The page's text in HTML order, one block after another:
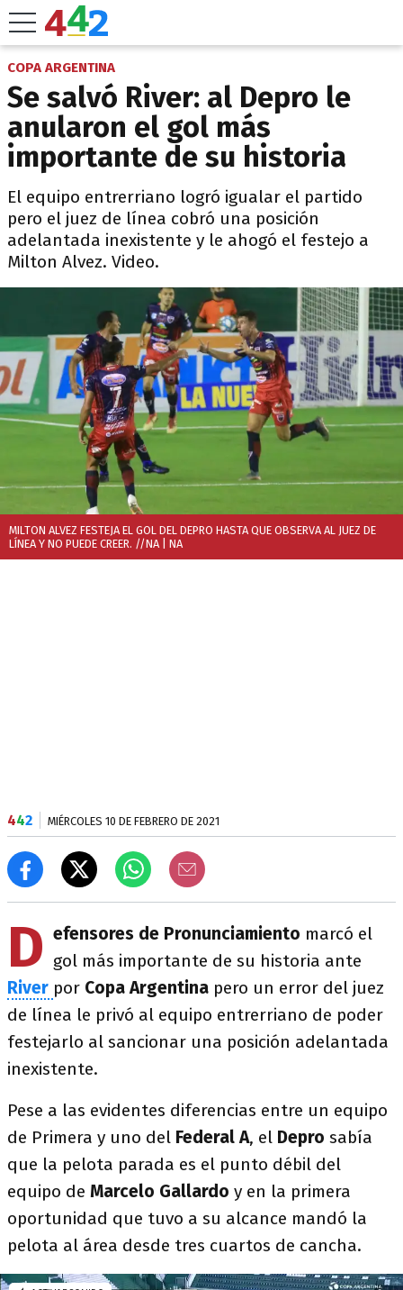
COPA ARGENTINA
Se salvó River: al Depro le
anularon el gol más
importante de su historia
El equipo entrerriano logró igualar el partido
pero el juez de línea cobró una posición
adelantada inexistente y le ahogó el festejo a
Milton Alvez. Video.
MILTON ALVEZ FESTEJA EL GOL DEL DEPRO HASTA QUE OBSERVA AL JUEZ DE
LÍNEA Y NO PUEDE CREER. //NA | NA
442 MIÉRCOLES 10 DE FEBRERO DE 2021
D efensores de Pronunciamiento marcó el
gol más importante de su historia ante
River por Copa Argentina pero un error del juez
de línea le privó al equipo entrerriano de poder
festejarlo al sancionar una posición adelantada
inexistente.
Pese a las evidentes diferencias entre un equipo
de Primera y uno del Federal A, el Depro sabía
que la pelota parada es el punto débil del
equipo de Marcelo Gallardo y en la primera
oportunidad que tuvo a su alcance mandó la
pelota al área desde tres cuartos de cancha.